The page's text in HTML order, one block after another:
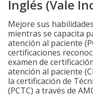
Inglés (Vale
Mejore sus
mientras se capacita
atención al paciente
certificaciones
examen de
atención al paciente
la certificación de
(PCTC) a través de